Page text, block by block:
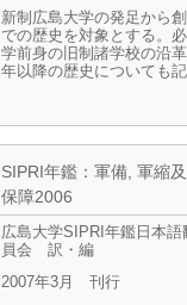
新制広島大学の発足から
での歴史を対象とする。
学前身の旧制諸学校の沿
年以降の歴史についても記
SIPRI年鑑：軍備, 軍縮
保障2006
広島大学SIPRI年鑑日本語
員会 訳・編
2007年3月 刊行